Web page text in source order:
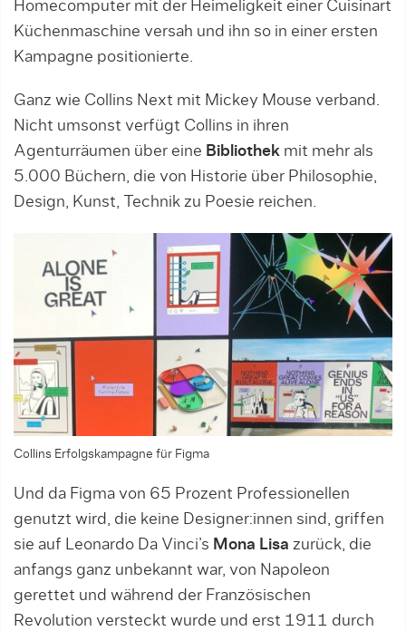
Homecomputer mit der Heimeligkeit einer Cuisinart
Küchenmaschine versah und ihn so in einer ersten
Kampagne positionierte.
Ganz wie Collins Next mit Mickey Mouse verband.
Nicht umsonst verfügt Collins in ihren
Agenturräumen über eine Bibliothek mit mehr als
5.000 Büchern, die von Historie über Philosophie,
Design, Kunst, Technik zu Poesie reichen.
Collins Erfolgskampagne für Figma
Und da Figma von 65 Prozent Professionellen
genutzt wird, die keine Designer:innen sind, griffen
sie auf Leonardo Da Vinci’s Mona Lisa zurück, die
anfangs ganz unbekannt war, von Napoleon
gerettet und während der Französischen
Revolution versteckt wurde und erst 1911 durch